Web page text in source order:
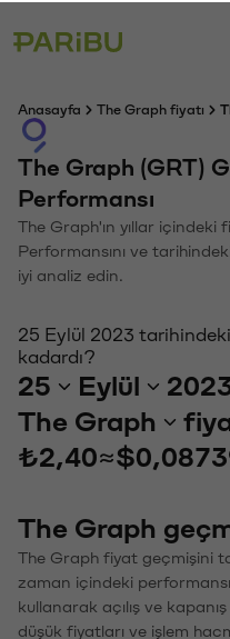
Anasayfa The Graph fiyatı
The Graph (GRT)
Performansı
The Graph'ın yıllar içindeki
Performansını ve
iyi analiz edin.
25 Eylül 2023
kadardı?
25 Eylül
The Graph
₺2,40≈
The Graph
The Graph fiyat geçmişini
zaman içindeki
kullanarak açılış ve
düşük fiyatları ve işlem